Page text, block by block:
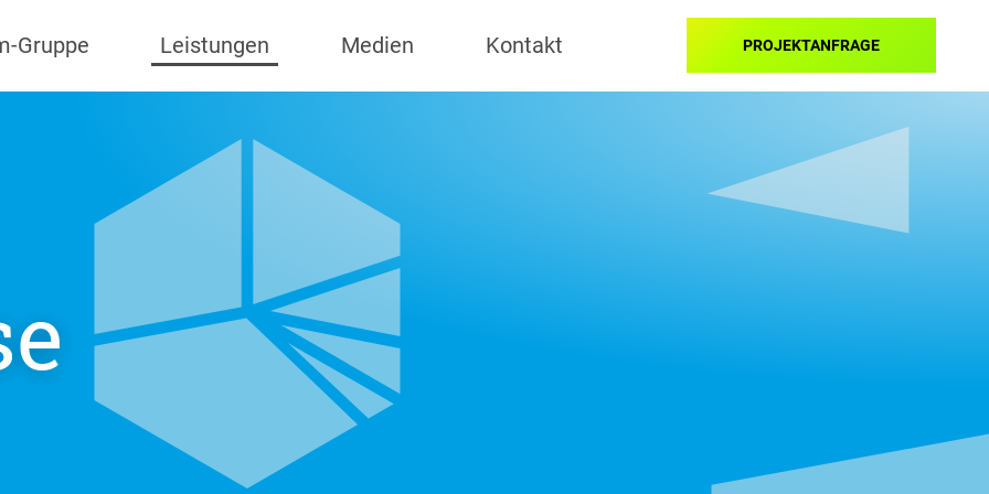
Gruppe Leistungen Medien Kontakt PROJEKTANFRAGE